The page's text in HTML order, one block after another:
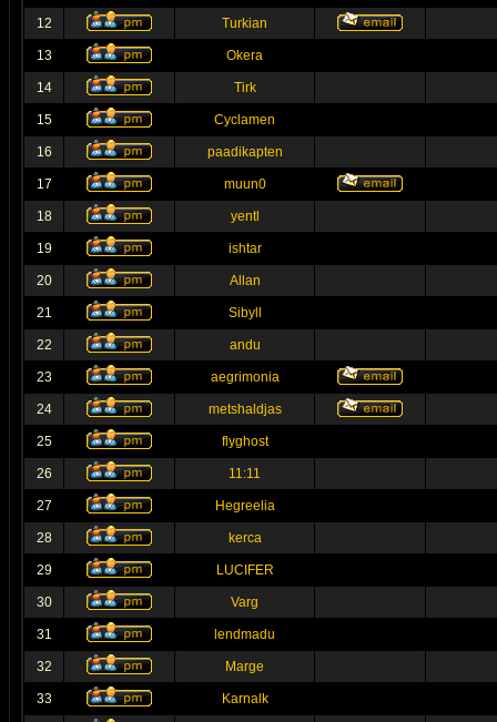
12 Turkian
13 Okera
14 Tirk
15 Cyclamen
16 paadikapten
17 muun0
18 yentl
19 ishtar
20 Allan
21 Sibyll
22 andu
23 aegrimonia
24 metshaldjas
25 flyghost
26 11:11
27 Hegreelia
28 kerca
29 LUCIFER
30 Varg
31 lendmadu
32 Marge
33 Karnalk